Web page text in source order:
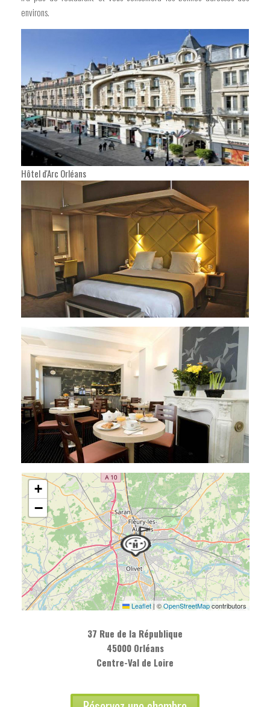
environs.
Hôtel d'Arc Orléans
+
−
Leaflet | ©OpenStreetMapcontributors
37 Rue de la République
45000 Orléans
Centre-Val de Loire